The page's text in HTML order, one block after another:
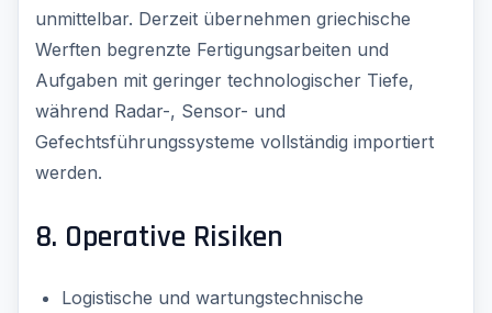
unmittelbar. Derzeit übernehmen griechische
Werften begrenzte Fertigungsarbeiten und
Aufgaben mit geringer technologischer Tiefe,
während Radar-, Sensor- und
Gefechtsführungssysteme vollständig importiert
werden.
8. Operative Risiken
Logistische und wartungstechnische